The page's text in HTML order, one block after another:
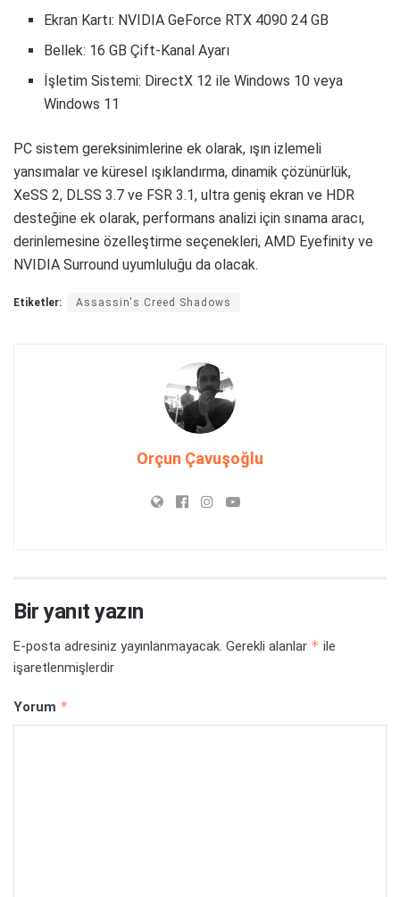
Ekran Kartı: NVIDIA GeForce RTX 4090 24 GB
Bellek: 16 GB Çift-Kanal Ayarı
İşletim Sistemi: DirectX 12 ile Windows 10 veya
Windows 11
PC sistem gereksinimlerine ek olarak, ışın izlemeli
yansımalar ve küresel ışıklandırma, dinamik çözünürlük,
XeSS 2, DLSS 3.7 ve FSR 3.1, ultra geniş ekran ve HDR
desteğine ek olarak, performans analizi için sınama aracı,
derinlemesine özelleştirme seçenekleri, AMD Eyefinity ve
NVIDIA Surround uyumluluğu da olacak.
Etiketler: Assassin's Creed Shadows
Orçun Çavuşoğlu
Bir yanıt yazın
E-posta adresiniz yayınlanmayacak. Gerekli alanlar * ile
işaretlenmişlerdir
Yorum *